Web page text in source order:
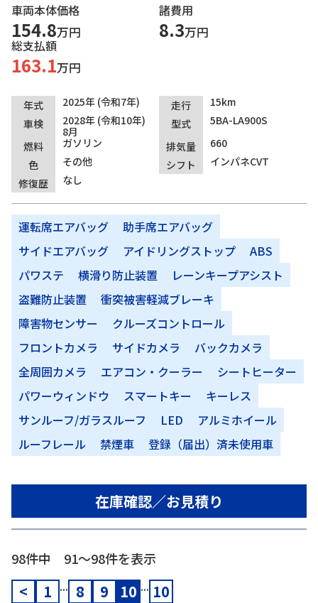
車両本体価格
154.8万円
諸費用
8.3万円
総支払額
163.1万円
年式 2025年 (令和7年) 走行
15km
車検
2028年 (令和10年)
8月
型式
5BA-LA900S
燃料
ガソリン 排気量
660
色
その他 シフト
インパネCVT
修復歴
なし
運転席エアバッグ
助手席エアバッグ
サイドエアバッグ
アイドリングストップ
ABS
パワステ
横滑り防止装置
レーンキープアシスト
盗難防止装置
衝突被害軽減ブレーキ
障害物センサー
クルーズコントロール
フロントカメラ
サイドカメラ
バックカメラ
全周囲カメラ
エアコン・クーラー
シートヒーター
パワーウィンドウ
スマートキー
キーレス
サンルーフ/ガラスルーフ
LED
アルミホイール
ルーフレール
禁煙車 登録（届出）済未使用車
在庫確認／お見積り
98件中 91〜98件を表示
< 1 ... 8 9 10 ... 10